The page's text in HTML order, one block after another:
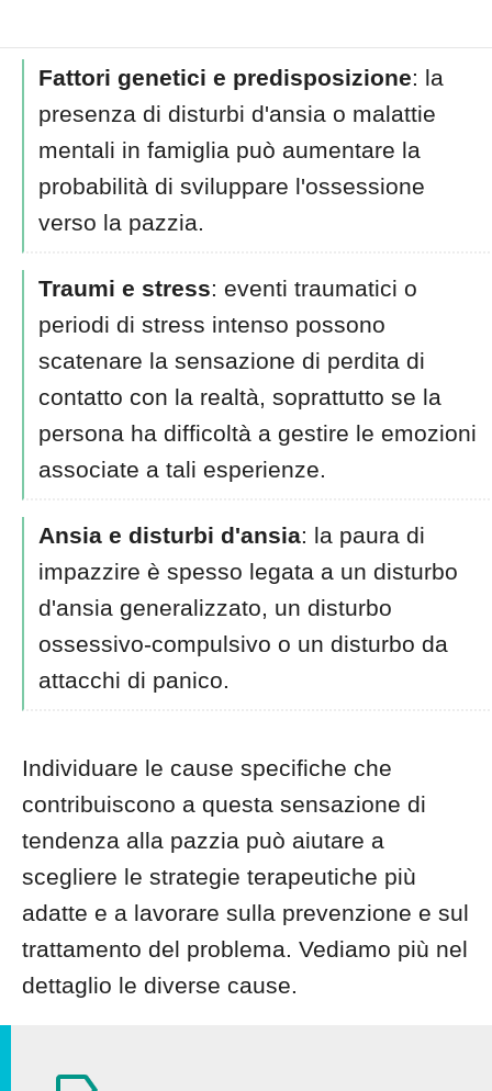
Fattori genetici e predisposizione: la
presenza di disturbi d'ansia o malattie
mentali in famiglia può aumentare la
probabilità di sviluppare l'ossessione
verso la pazzia.
Traumi e stress: eventi traumatici o
periodi di stress intenso possono
scatenare la sensazione di perdita di
contatto con la realtà, soprattutto se la
persona ha difficoltà a gestire le emozioni
associate a tali esperienze.
Ansia e disturbi d'ansia: la paura di
impazzire è spesso legata a un disturbo
d'ansia generalizzato, un disturbo
ossessivo-compulsivo o un disturbo da
attacchi di panico.
Individuare le cause specifiche che
contribuiscono a questa sensazione di
tendenza alla pazzia può aiutare a
scegliere le strategie terapeutiche più
adatte e a lavorare sulla prevenzione e sul
trattamento del problema. Vediamo più nel
dettaglio le diverse cause.